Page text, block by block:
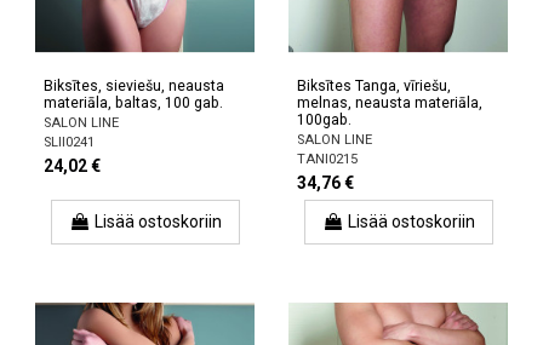
Biksītes, sieviešu, neausta
materiāla, baltas, 100 gab.
SALON LINE
SLII0241
24,02 €
Lisää ostoskoriin
Biksītes Tanga, vīriešu,
melnas, neausta materiāla,
100gab.
SALON LINE
TANI0215
34,76 €
Lisää ostoskoriin